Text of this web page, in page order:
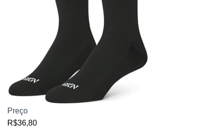
Preço
R$36,80